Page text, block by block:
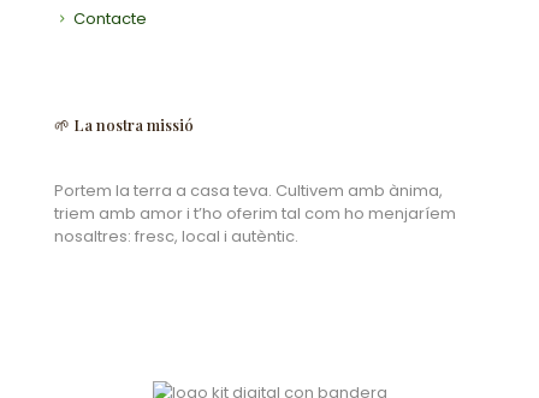
Contacte
🌱 La nostra missió
Portem la terra a casa teva. Cultivem amb ànima,
triem amb amor i t’ho oferim tal com ho menjaríem
nosaltres: fresc, local i autèntic.